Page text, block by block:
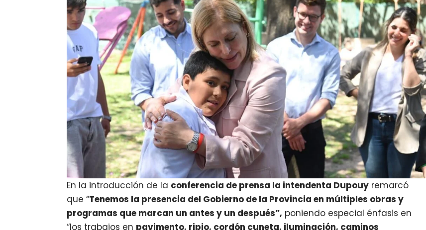
En la introducción de la conferencia de prensa la intendenta Dupouy remarcó
que “Tenemos la presencia del Gobierno de la Provincia en múltiples obras y
programas que marcan un antes y un después”, poniendo especial énfasis en
“los trabajos en pavimento, ripio, cordón cuneta, iluminación, caminos